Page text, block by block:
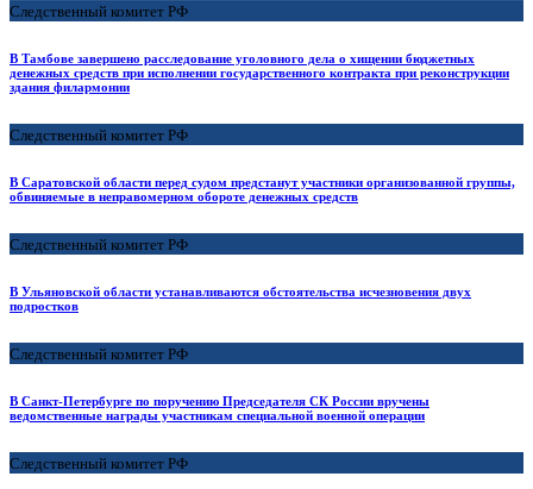
Следственный комитет РФ
В Тамбове завершено расследование уголовного дела о хищении бюджетных
денежных средств при исполнении государственного контракта при реконструкции
здания филармонии
Следственный комитет РФ
В Саратовской области перед судом предстанут участники организованной группы,
обвиняемые в неправомерном обороте денежных средств
Следственный комитет РФ
В Ульяновской области устанавливаются обстоятельства исчезновения двух
подростков
Следственный комитет РФ
В Санкт-Петербурге по поручению Председателя СК России вручены
ведомственные награды участникам специальной военной операции
Следственный комитет РФ